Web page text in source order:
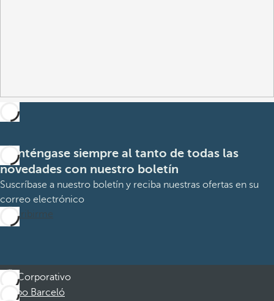
Manténgase siempre al tanto de todas las
novedades con nuestro boletín
Suscríbase a nuestro boletín y reciba nuestras ofertas en su
correo electrónico
Suscribirme
Corporativo
Grupo Barceló